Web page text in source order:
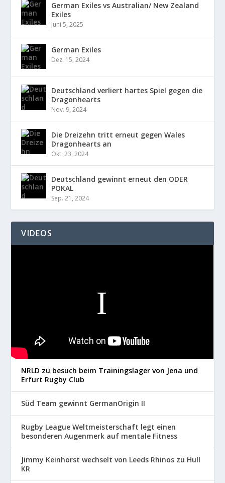
German Exiles vs Australian/ New Zealand
Exiles
Juni 5, 2025
German Exiles
Dez. 15, 2024
Deutschland verliert hartes Spiel gegen die
Dragonhearts
Nov. 9, 2024
Die Dreizehn tritt erneut gegen Wales
Dragonhearts an
Okt. 23, 2024
Deutschland gewinnt erneut den ODER
POKAL
Sep. 21, 2024
VIDEOS
NRLD zu besuch beim Trainingslager von Jena und
Erfurt Rugby Club
Süd Team gewinnt GermanOrigin II
Rugby League Weltmeisterschaft legt einen
besonderen Augenmerk auf mentale Fitness
Jimmy Keinhorst wechselt von Leeds Rhinos zu Hull
KR